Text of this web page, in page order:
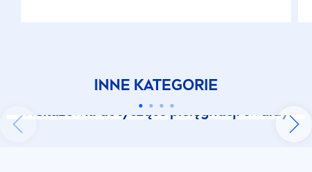
INNE KATEGORIE
Wskazówki dotyczące pielęgnacji twarzy